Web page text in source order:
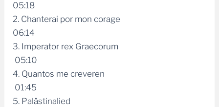
05:18
2. Chanterai por mon corage
06:14
3. Imperator rex Graecorum
05:10
4. Quantos me creveren
01:45
5. Palästinalied